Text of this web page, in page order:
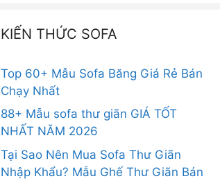
KIẾN THỨC SOFA
Top 60+ Mẫu Sofa Băng Giá Rẻ Bán
Chạy Nhất
88+ Mẫu sofa thư giãn GIÁ TỐT
NHẤT NĂM 2026
Tại Sao Nên Mua Sofa Thư Giãn
Nhập Khẩu? Mẫu Ghế Thư Giãn Bán